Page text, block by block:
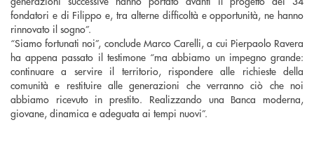
fondatori e di Filippo e, tra alterne difficoltà e opportunità, ne hanno
rinnovato il sogno”.
“Siamo fortunati noi”, conclude Marco Carelli, a cui Pierpaolo Ravera
ha appena passato il testimone “ma abbiamo un impegno grande:
continuare a servire il territorio, rispondere alle richieste della
comunità e restituire alle generazioni che verranno ciò che noi
abbiamo ricevuto in prestito. Realizzando una Banca moderna,
giovane, dinamica e adeguata ai tempi nuovi”.